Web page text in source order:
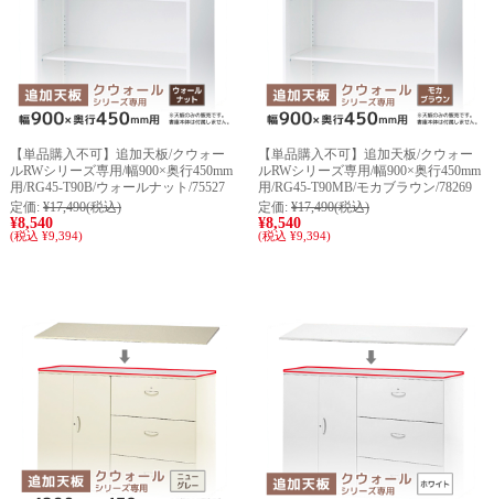
【単品購入不可】追加天板/クウォー
ルRWシリーズ専用/幅900×奥行450mm
用/RG45-T90B/ウォールナット/75527
定価: ¥17,490(税込)
¥8,540
(税込 ¥9,394)
【単品購入不可】追加天板/クウォー
ルRWシリーズ専用/幅900×奥行450mm
用/RG45-T90MB/モカブラウン/78269
定価: ¥17,490(税込)
¥8,540
(税込 ¥9,394)